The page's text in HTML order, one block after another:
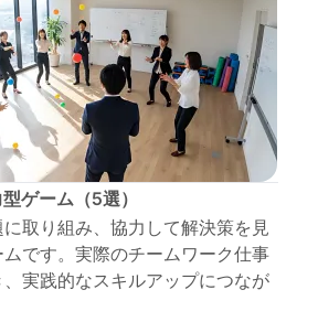
ゲーム（5選）
取り組み、協力して解決策を見
です。実際のチームワーク仕事
実践的なスキルアップにつなが